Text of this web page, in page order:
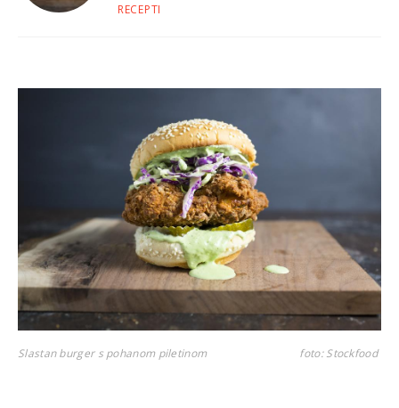
RECEPTI
Slastan burger s pohanom piletinom foto: Stockfood